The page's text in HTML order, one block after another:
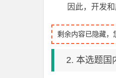
因此，开发
剩余内容已隐藏，
2. 本选题国